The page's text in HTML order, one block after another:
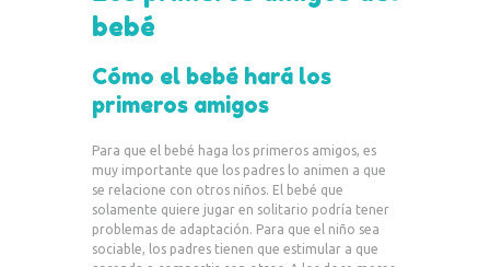
bebé
Cómo el bebé hará los
primeros amigos
Para que el bebé haga los primeros amigos, es
muy importante que los padres lo animen a que
se relacione con otros niños. El bebé que
solamente quiere jugar en solitario podría tener
problemas de adaptación. Para que el niño sea
sociable, los padres tienen que estimular a que